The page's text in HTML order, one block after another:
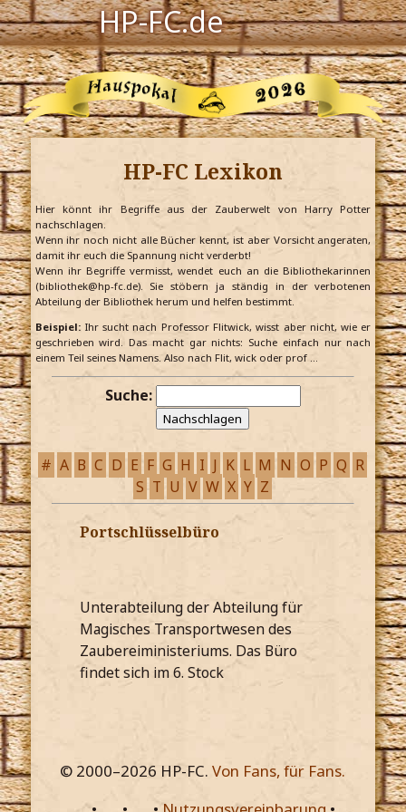
HP-FC.de
Navigation
Harry Potter
Der HP-FC
Hogwarts
Zauberwelt
Willkommen
Jetzt Fanclub-Mitglied werden!
HP-FC Lexikon
Hier könnt ihr Begriffe aus der Zauberwelt von Harry Potter
nachschlagen.
Wenn ihr noch nicht alle Bücher kennt, ist aber Vorsicht angeraten,
damit ihr euch die Spannung nicht verderbt!
Wenn ihr Begriffe vermisst, wendet euch an die Bibliothekarinnen
(bibliothek@hp-fc.de). Sie stöbern ja ständig in der verbotenen
Abteilung der Bibliothek herum und helfen bestimmt.
Beispiel:Ihr sucht nach Professor Flitwick, wisst aber nicht, wie er
geschrieben wird. Das macht gar nichts: Suche einfach nur nach
einem Teil seines Namens. Also nach Flit, wick oder prof …
Suche:
# A B C D E F G H I J K L M N O P Q R
S T U V W X Y Z
Portschlüsselbüro
Unterabteilung der Abteilung für
Magisches Transportwesen des
Zaubereiministeriums. Das Büro
findet sich im 6. Stock
© 2000–2026 HP-FC.Von Fans, für Fans.